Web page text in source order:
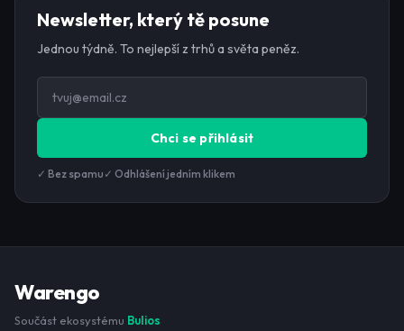
Newsletter, který tě posune
Jednou týdně. To nejlepší z trhů a světa peněz.
Chci se přihlásit
✓ Bez spamu ✓ Odhlášení jedním klikem
Warengo
Součást ekosystému Bulios